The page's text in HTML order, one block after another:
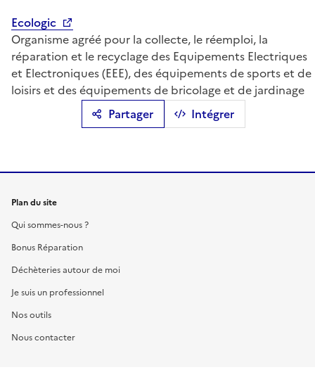
Partager Intégrer
Ecologic
Organisme agréé pour la collecte, le réemploi, la
réparation et le recyclage des Equipements Electriques
et Electroniques (EEE), des équipements de sports et de
loisirs et des équipements de bricolage et de jardinage
Plan du site
Qui sommes-nous ?
Bonus Réparation
Déchèteries autour de moi
Je suis un professionnel
Nos outils
Nous contacter